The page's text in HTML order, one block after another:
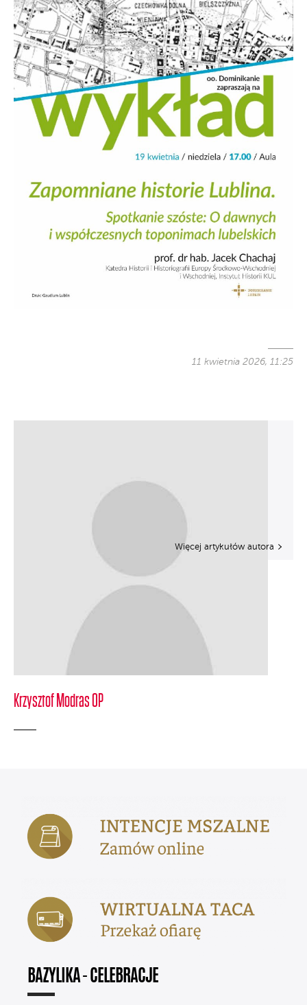
11 kwietnia 2026, 11:25
Krzysztof Modras OP
Więcej artykułów autora
BAZYLIKA - CELEBRACJE